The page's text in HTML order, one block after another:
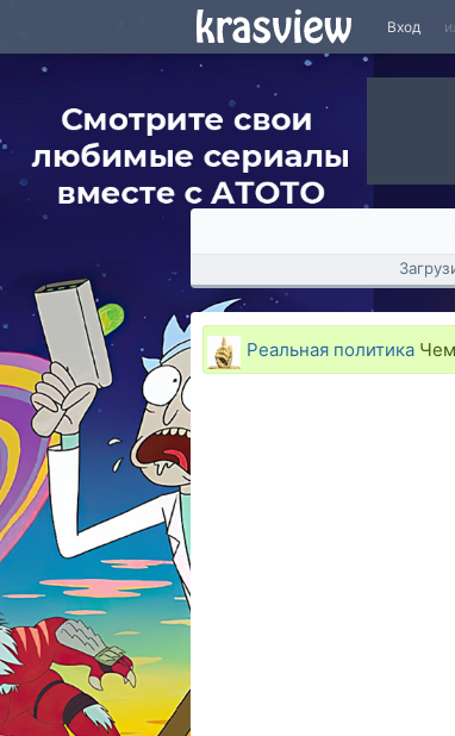
Вход
Реальная политика Чем